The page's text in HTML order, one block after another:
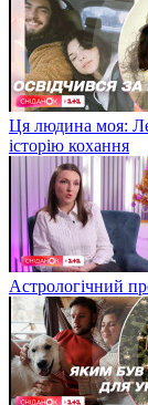
Ця людина моя:
історію кохання
Астрологічний